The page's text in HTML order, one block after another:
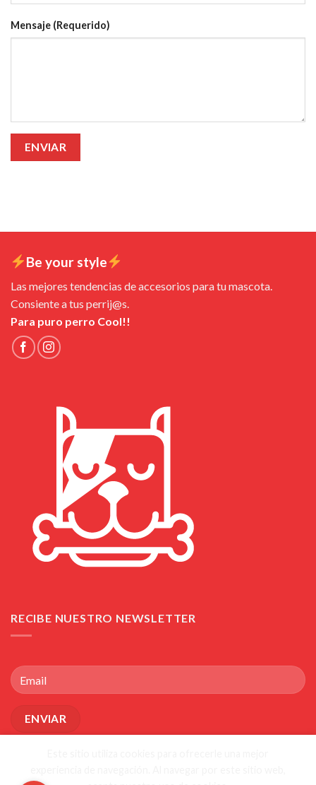
Mensaje (Requerido)
Be your style
Las mejores tendencias de accesorios para tu mascota.
Consiente a tus perrij@s.
Para puro perro Cool!!
RECIBE NUESTRO NEWSLETTER